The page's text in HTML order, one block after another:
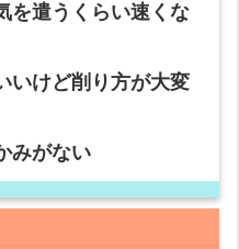
を遣うくらい速くな
いけど削り方が大変
みがない